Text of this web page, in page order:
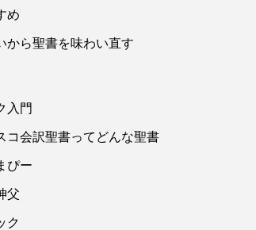
め
から聖書を味わい直す
入門
コ会訳聖書ってどんな聖書
ぴー
父
ク